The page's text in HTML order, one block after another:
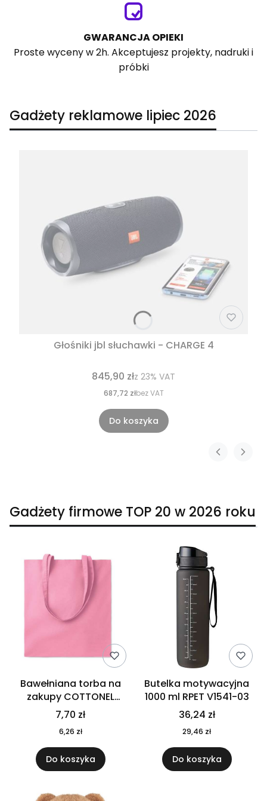
GWARANCJA OPIEKI
Proste wyceny w 2h. Akceptujesz projekty, nadruki i
próbki
Gadżety reklamowe lipiec 2026
Głośniki jbl słuchawki - CHARGE 4
845,90 złz 23% VAT
687,72 złbez VAT
Do koszyka
Gadżety firmowe TOP 20 w 2026 roku
Bawełniana torba na
zakupy COTTONEL
COLOUR++ MO9846-11
7,70 zł
6,26 zł
Do koszyka
Butelka motywacyjna
1000 ml RPET V1541-03
36,24 zł
29,46 zł
Do koszyka